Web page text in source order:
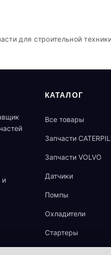
для строительной
и
КАТАЛОГ
Все товары
Запчасти
Запчасти VOLVO
Датчики
Помпы
Охладители
Стартеры